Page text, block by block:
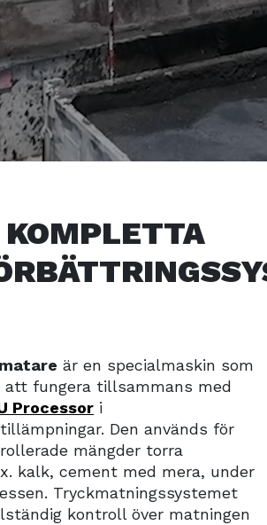
KOMPLETTA
är en specialmaskin som
fungera tillsammans med
Processor i
Den används för
mängder torra
kalk, cement med mera, under
Tryckmatningssystemet
kontroll över matningen